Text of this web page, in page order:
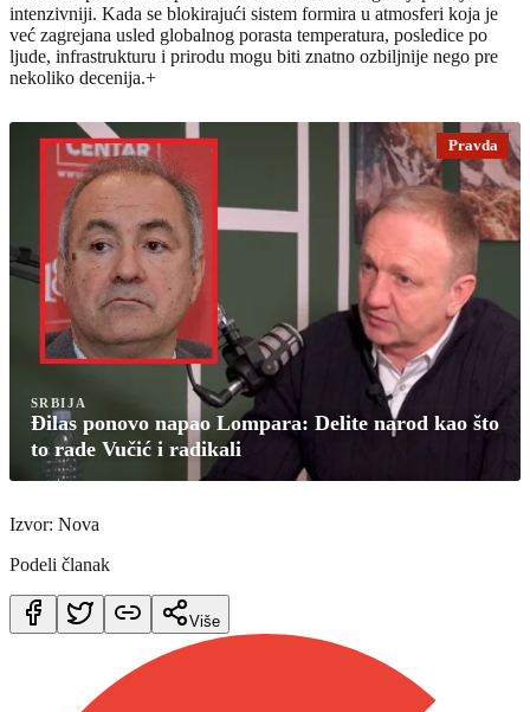
intenzivniji. Kada se blokirajući sistem formira u atmosferi koja je
već zagrejana usled globalnog porasta temperatura, posledice po
ljude, infrastrukturu i prirodu mogu biti znatno ozbiljnije nego pre
nekoliko decenija.+
Pravda
SRBIJA
Đilas ponovo napao Lompara: Delite narod kao što
to rade Vučić i radikali
Izvor: Nova
Podeli članak
Više